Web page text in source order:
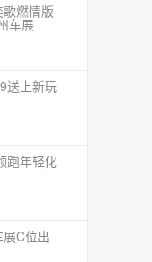
燃情版
车展
送上新玩
跑年轻化
C位出